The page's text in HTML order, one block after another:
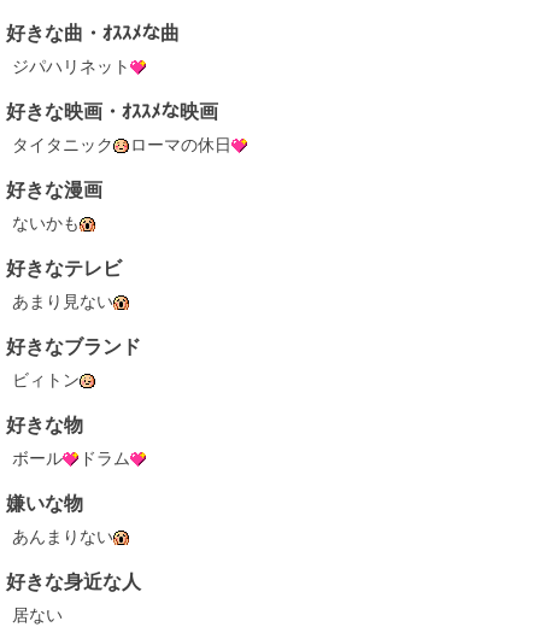
好きな曲・ｵｽｽﾒな曲
ジパハリネット
好きな映画・ｵｽｽﾒな映画
タイタニック ローマの休日
好きな漫画
ないかも
好きなテレビ
あまり見ない
好きなブランド
ビィトン
好きな物
ボール ドラム
嫌いな物
あんまりない
好きな身近な人
居ない